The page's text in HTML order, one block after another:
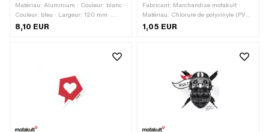
Matériau: Aluminium · Couleur: blanc ·
Couleur: bleu · Largeur: 120 mm ·
Hauteur: 120 mm
8,10 EUR
Fabricant: Marchandise mofakult ·
Matériau: Chlorure de polyvinyle (PVC)
· Largeur: 80 mm · Hauteur: 30 mm ·
Composition du verso: Colle · Lieu
1,05 EUR